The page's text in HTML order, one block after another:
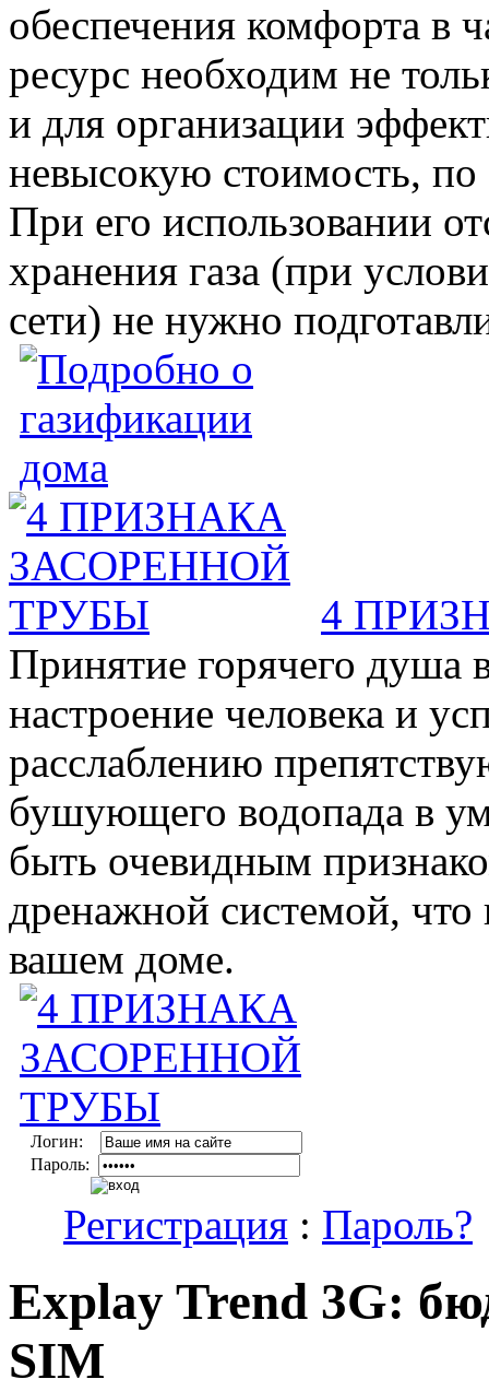
обеспечения комфорта в
ресурс необходим не
и для организации
невысокую стоимость, по
При его использовании
хранения газа (при
сети) не нужно
4
Принятие горячего душа
настроение человека и
расслаблению
бушующего водопада в
быть очевидным
дренажной системой, что
вашем доме.
Логин:
Пароль:
Регистрация : Пароль?
Explay Trend 3G:
SIM